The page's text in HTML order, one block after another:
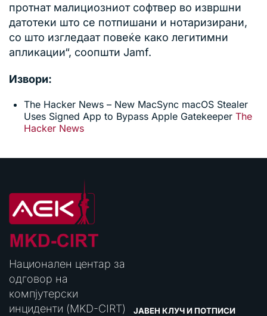
протнат малициозниот софтвер во извршни
датотеки што се потпишани и нотаризирани,
со што изгледаат повеќе како легитимни
апликации“, соопшти Jamf.
Извори:
The Hacker News – New MacSync macOS Stealer
Uses Signed App to Bypass Apple Gatekeeper The
Hacker News
Национален центар за
одговор на
компјутерски
инциденти (MKD-CIRT)
ЈАВЕН КЛУЧ И ПОТПИСИ